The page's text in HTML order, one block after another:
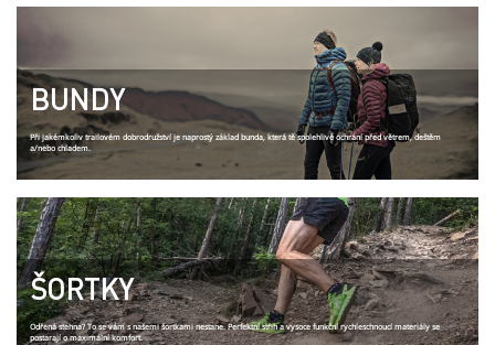
BUNDY
Při jakémkoliv trailovém dobrodružství je naprostý základ bunda, která tě spolehlivě ochrání před větrem, deštěm
a/nebo chladem.
ŠORTKY
Odřená stehna? To se vám s našemi šortkami nestane. Perfektní střih a vysoce funkční rychleschnoucí materiály se
postarají o maximální komfort.